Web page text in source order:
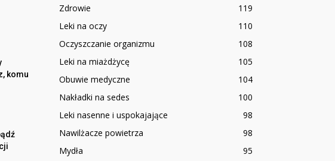
komu
Zdrowie
119
Leki na oczy
110
Oczyszczanie organizmu
108
Leki na miażdżycę
105
Obuwie medyczne
104
Nakładki na sedes
100
Leki nasenne i uspokajające
98
Nawilżacze powietrza
98
Mydła
95